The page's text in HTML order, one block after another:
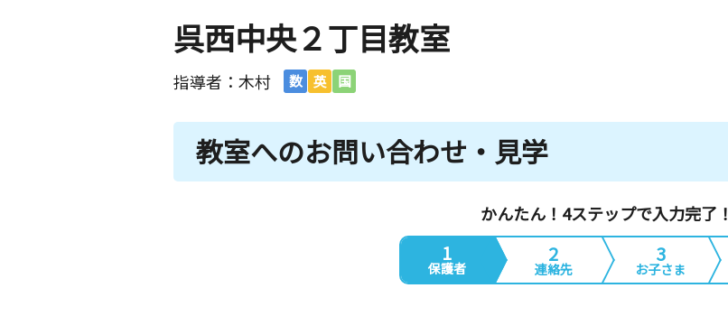
呉西中央２丁目教室
指導者：木村 数 英 国
教室へのお問い合わせ・見学
かんたん！4ステップで入力完了！
1
保護者
2
連絡先
3
お子さま